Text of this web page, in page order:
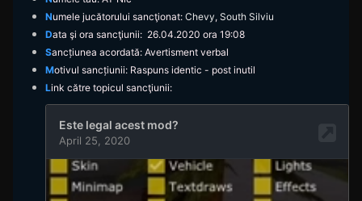
Numele jucătorului sancţionat: Chevy, South Silviu
Data şi ora sancţiunii: 26.04.2020 ora 19:08
Sancțiunea acordată: Avertisment verbal
Motivul sancțiunii: Raspuns identic - post inutil
Link către topicul sancţiunii: